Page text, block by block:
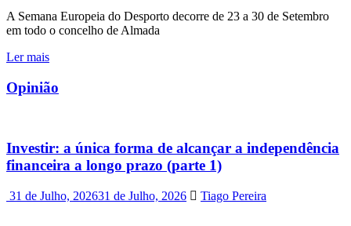
A Semana Europeia do Desporto decorre de 23 a 30 de Setembro
em todo o concelho de Almada
Ler mais
Opinião
Investir: a única forma de alcançar a independência
financeira a longo prazo (parte 1)
31 de Julho, 202631 de Julho, 2026 Tiago Pereira